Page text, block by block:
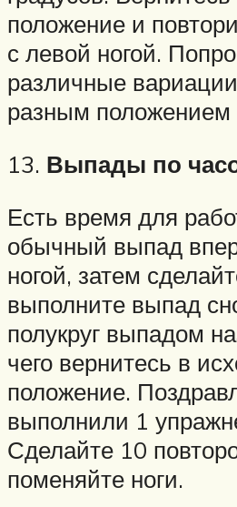
положение и
с левой ногой.
различные
разным положением
13. Выпады по
Есть время для
обычный выпад
ногой, затем
выполните выпад
полукруг выпадом
чего вернитесь в
положение.
выполнили 1
Сделайте 10
поменяйте ноги.